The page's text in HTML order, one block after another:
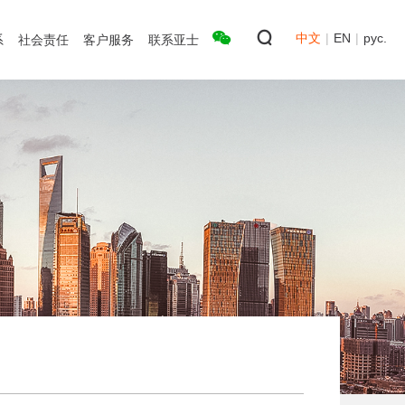
社会责任 客户服务 联系亚士 中文 | EN | рус.